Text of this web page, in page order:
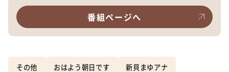
番組ページへ
その他 おはよう朝日です 新貝まゆアナ